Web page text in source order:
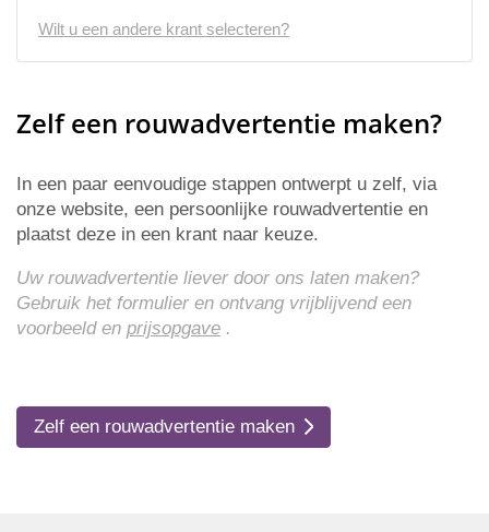
Wilt u een andere krant selecteren?
Zelf een rouwadvertentie maken?
In een paar eenvoudige stappen ontwerpt u zelf, via
onze website, een persoonlijke rouwadvertentie en
plaatst deze in een krant naar keuze.
Uw rouwadvertentie liever door ons laten maken?
Gebruik het formulier en ontvang vrijblijvend een
voorbeeld en prijsopgave .
Zelf een rouwadvertentie maken